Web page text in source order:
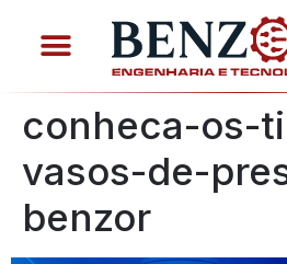
conheca-os-
vasos-de-
benzor